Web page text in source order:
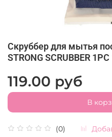
Скруббер для мытья
STRONG SCRUBBER
(0)
119.00 руб
В